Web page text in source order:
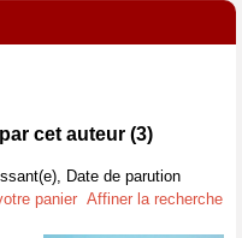
cet auteur (3)
Date de parution
panier Affiner la recherche